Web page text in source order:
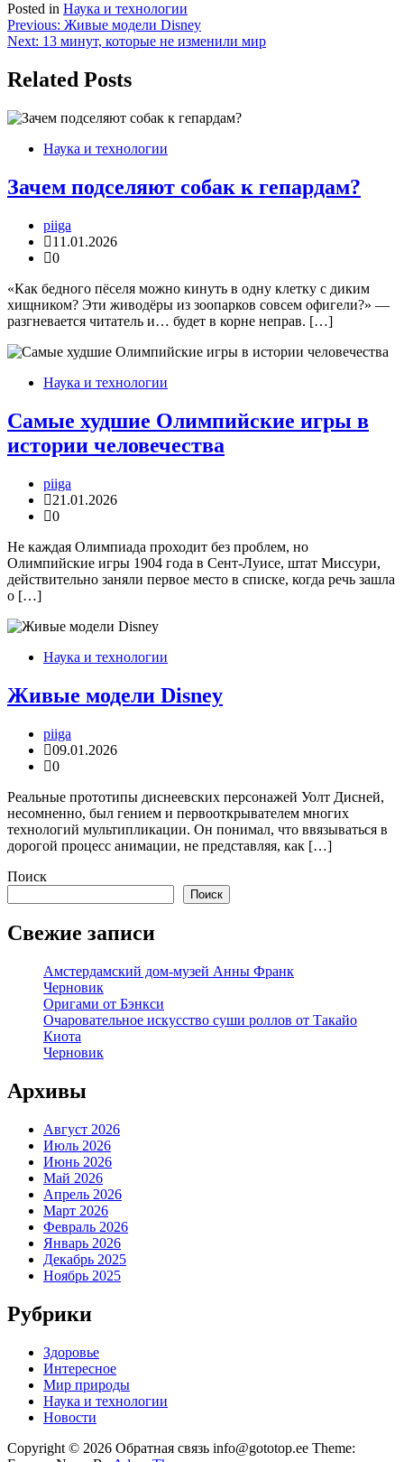
Posted in Наука и технологии
Навигация
по
записям
Previous: Живые модели Disney
Next: 13 минут, которые не изменили мир
Related Posts
Наука и технологии
Зачем подселяют собак к гепардам?
piiga
11.01.2026
0
«Как бедного пёселя можно кинуть в одну клетку с диким
хищником? Эти живодёры из зоопарков совсем офигели?» —
разгневается читатель и… будет в корне неправ. […]
Наука и технологии
Самые худшие Олимпийские игры в
истории человечества
piiga
21.01.2026
0
Не каждая Олимпиада проходит без проблем, но
Олимпийские игры 1904 года в Сент-Луисе, штат Миссури,
действительно заняли первое место в списке, когда речь зашла
о […]
Наука и технологии
Живые модели Disney
piiga
09.01.2026
0
Реальные прототипы диснеевских персонажей Уолт Дисней,
несомненно, был гением и первооткрывателем многих
технологий мультипликации. Он понимал, что ввязываться в
дорогой процесс анимации, не представляя, как […]
Поиск
Поиск
Свежие записи
Амстердамский дом-музей Анны Франк
Черновик
Оригами от Бэнкси
Очаровательное искусство суши роллов от Такайо
Киота
Черновик
Архивы
Август 2026
Июль 2026
Июнь 2026
Май 2026
Апрель 2026
Март 2026
Февраль 2026
Январь 2026
Декабрь 2025
Ноябрь 2025
Рубрики
Здоровье
Интересное
Мир природы
Наука и технологии
Новости
Copyright © 2026 Обратная связь info@gototop.ee Theme: